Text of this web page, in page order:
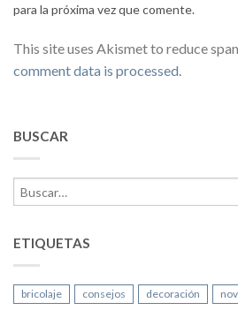
para la próxima vez que comente.
This site uses Akismet to reduce
comment data is processed.
BUSCAR
ETIQUETAS
bricolaje consejos decoración